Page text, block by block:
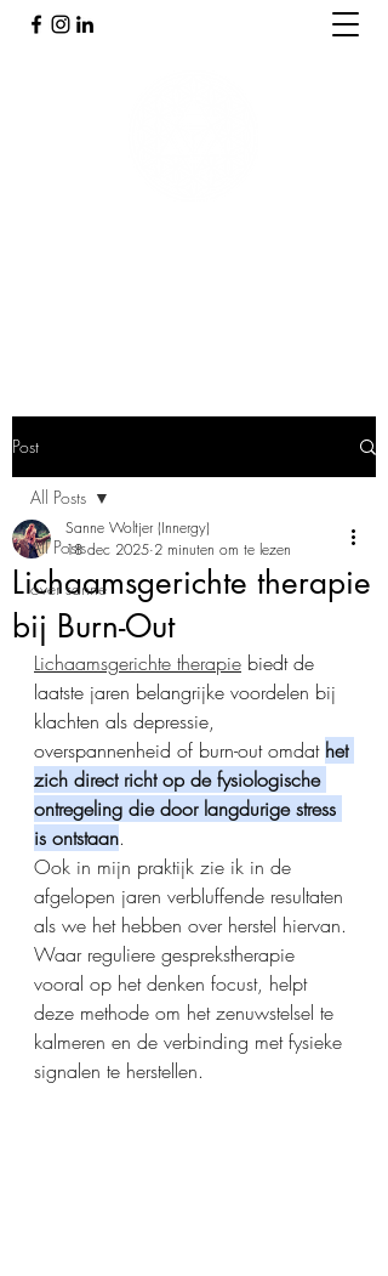
Post
All Posts
over sanne
All Posts
Lichaamsgerichte therapie
bij Burn-Out
Sanne Woltjer (Innergy)
18 dec 2025 2 minuten om te lezen
Lichaamsgerichte therapie biedt de
laatste jaren belangrijke voordelen bij
klachten als depressie,
overspannenheid of burn-out omdat het
zich direct richt op de fysiologische
ontregeling die door langdurige stress
is ontstaan.
Ook in mijn praktijk zie ik in de
afgelopen jaren verbluffende resultaten
als we het hebben over herstel hiervan.
Waar reguliere gesprekstherapie
vooral op het denken focust, helpt
deze methode om het zenuwstelsel te
kalmeren en de verbinding met fysieke
signalen te herstellen.